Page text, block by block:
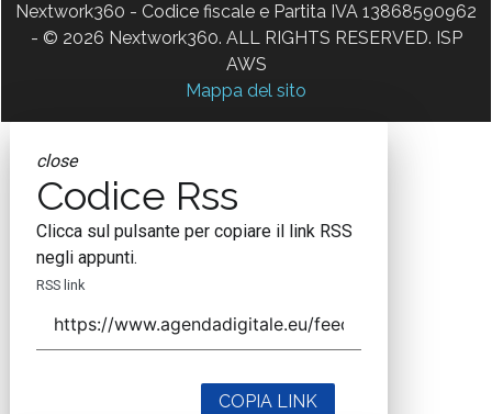
Nextwork360 - Codice fiscale e Partita IVA 13868590962
- © 2026 Nextwork360. ALL RIGHTS RESERVED. ISP
AWS
Mappa del sito
close
Codice Rss
Clicca sul pulsante per copiare il link RSS
negli appunti.
RSS link
COPIA LINK